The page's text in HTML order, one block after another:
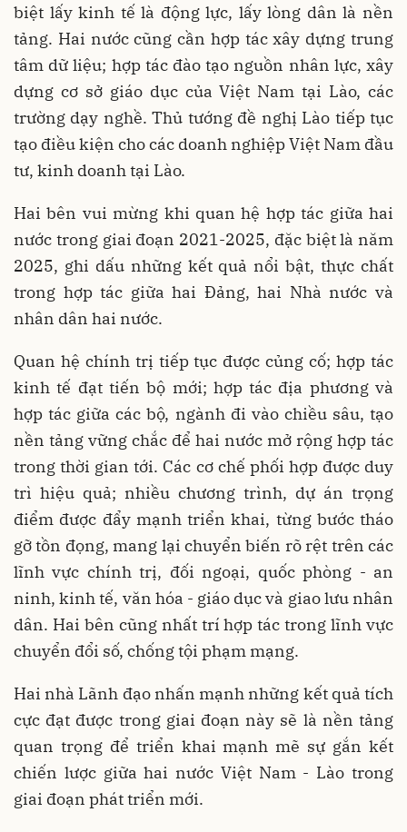
biệt lấy kinh tế là động lực, lấy lòng dân là nền
tảng. Hai nước cũng cần hợp tác xây dựng trung
tâm dữ liệu; hợp tác đào tạo nguồn nhân lực, xây
dựng cơ sở giáo dục của Việt Nam tại Lào, các
trường dạy nghề. Thủ tướng đề nghị Lào tiếp tục
tạo điều kiện cho các doanh nghiệp Việt Nam đầu
tư, kinh doanh tại Lào.
Hai bên vui mừng khi quan hệ hợp tác giữa hai
nước trong giai đoạn 2021-2025, đặc biệt là năm
2025, ghi dấu những kết quả nổi bật, thực chất
trong hợp tác giữa hai Đảng, hai Nhà nước và
nhân dân hai nước.
Quan hệ chính trị tiếp tục được củng cố; hợp tác
kinh tế đạt tiến bộ mới; hợp tác địa phương và
hợp tác giữa các bộ, ngành đi vào chiều sâu, tạo
nền tảng vững chắc để hai nước mở rộng hợp tác
trong thời gian tới. Các cơ chế phối hợp được duy
trì hiệu quả; nhiều chương trình, dự án trọng
điểm được đẩy mạnh triển khai, từng bước tháo
gỡ tồn đọng, mang lại chuyển biến rõ rệt trên các
lĩnh vực chính trị, đối ngoại, quốc phòng - an
ninh, kinh tế, văn hóa - giáo dục và giao lưu nhân
dân. Hai bên cũng nhất trí hợp tác trong lĩnh vực
chuyển đổi số, chống tội phạm mạng.
Hai nhà Lãnh đạo nhấn mạnh những kết quả tích
cực đạt được trong giai đoạn này sẽ là nền tảng
quan trọng để triển khai mạnh mẽ sự gắn kết
chiến lược giữa hai nước Việt Nam - Lào trong
giai đoạn phát triển mới.